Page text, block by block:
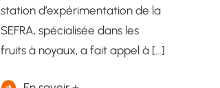
station d’expérimentation de la
SEFRA, spécialisée dans les
fruits à noyaux, a fait appel à […]